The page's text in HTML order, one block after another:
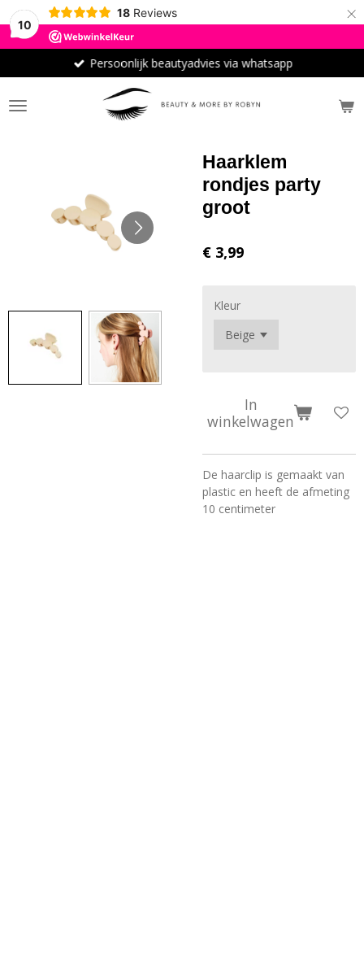
10
18 Reviews ×
Persoonlijk beautyadvies via whatsapp
Haarklem
rondjes party
groot
€ 3,99
Kleur
In
winkelwagen
De haarclip is gemaakt van
plastic en heeft de afmeting
10 centimeter